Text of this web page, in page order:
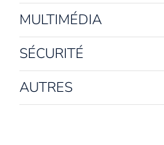
MULTIMÉDIA
SÉCURITÉ
AUTRES